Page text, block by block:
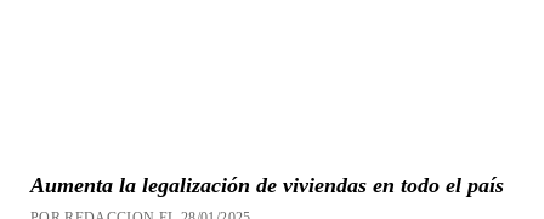
Aumenta la legalización de viviendas en todo el país